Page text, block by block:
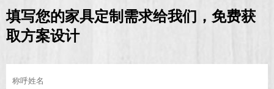
填写您的家具定制需求给我们，免费获
取方案设计